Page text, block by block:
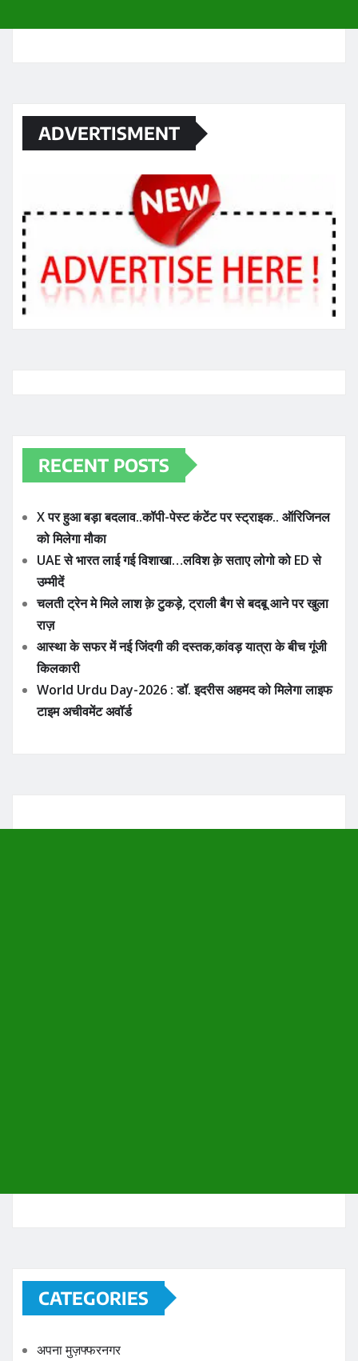
ADVERTISMENT
RECENT POSTS
X पर हुआ बड़ा बदलाव..कॉपी-पेस्ट कंटेंट पर स्ट्राइक.. ऑरिजिनल
को मिलेगा मौका
UAE से भारत लाई गई विशाखा…लविश क़े सताए लोगो को ED से
उम्मीदें
चलती ट्रेन मे मिले लाश क़े टुकड़े, ट्राली बैग से बदबू आने पर खुला
राज़
आस्था के सफर में नई जिंदगी की दस्तक,कांवड़ यात्रा के बीच गूंजी
किलकारी
World Urdu Day-2026 : डॉ. इदरीस अहमद को मिलेगा लाइफ
टाइम अचीवमेंट अवॉर्ड
CATEGORIES
अपना मुज़फ्फरनगर